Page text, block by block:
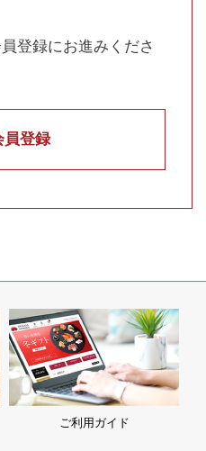
登録にお進みくださ
員登録
ご利用ガイド